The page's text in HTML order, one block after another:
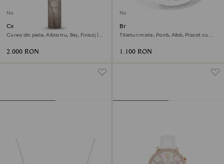
Nou
Ceas Matrix octagon
Curea din piele, Albastru, Bej, Finisaj în
2.000 RON
Nou
Brățară fixă Vienna
Tăieturi mixte, Pană, Albă, Placat cu
1.100 RON